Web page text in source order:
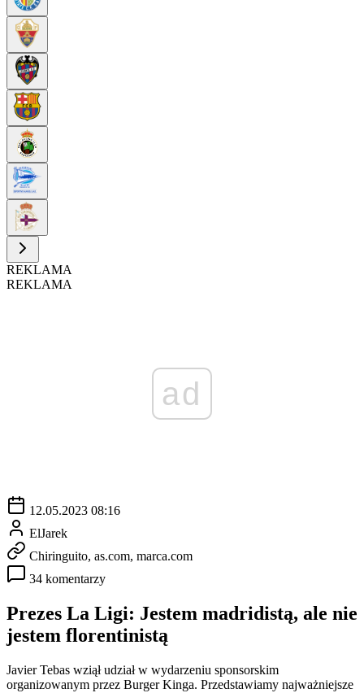
REKLAMA
REKLAMA
ad
12.05.2023 08:16
ElJarek
Chiringuito, as.com, marca.com
34 komentarzy
Prezes La Ligi: Jestem madridistą, ale nie
jestem florentinistą
Javier Tebas wziął udział w wydarzeniu sponsorskim
organizowanym przez Burger Kinga. Przedstawiamy najważniejsze